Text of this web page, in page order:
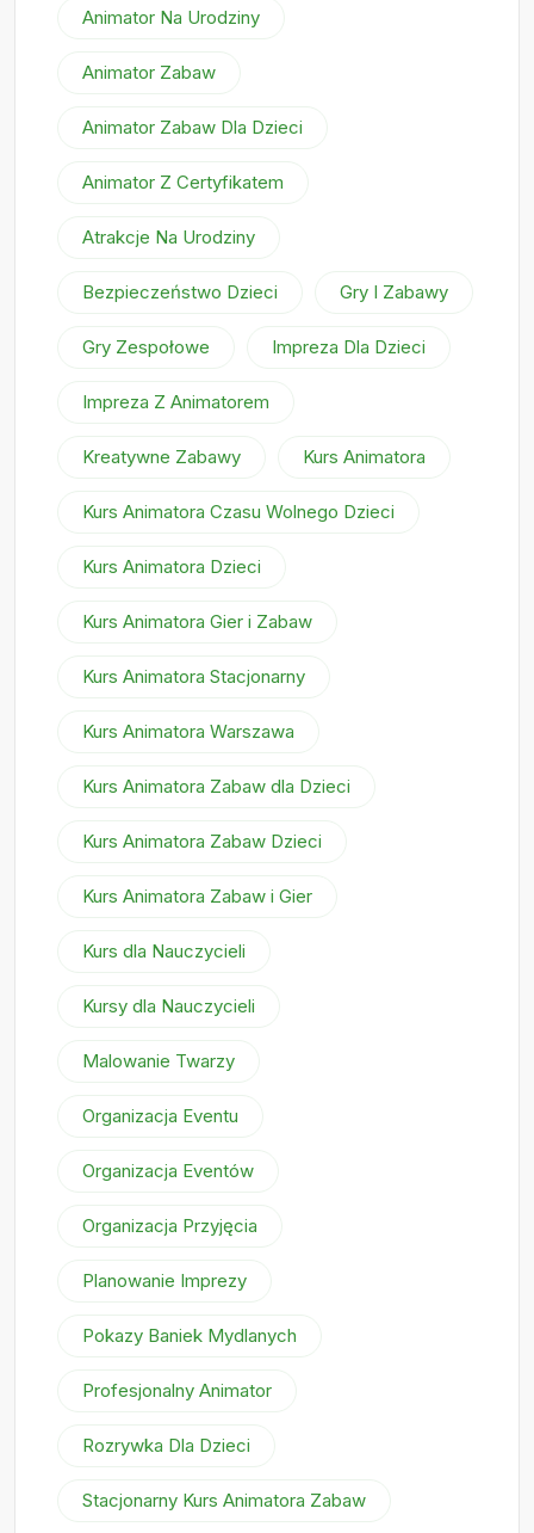
Animator Na Urodziny
Animator Zabaw
Animator Zabaw Dla Dzieci
Animator Z Certyfikatem
Atrakcje Na Urodziny
Bezpieczeństwo Dzieci Gry I Zabawy
Gry Zespołowe Impreza Dla Dzieci
Impreza Z Animatorem
Kreatywne Zabawy Kurs Animatora
Kurs Animatora Czasu Wolnego Dzieci
Kurs Animatora Dzieci
Kurs Animatora Gier i Zabaw
Kurs Animatora Stacjonarny
Kurs Animatora Warszawa
Kurs Animatora Zabaw dla Dzieci
Kurs Animatora Zabaw Dzieci
Kurs Animatora Zabaw i Gier
Kurs dla Nauczycieli
Kursy dla Nauczycieli
Malowanie Twarzy
Organizacja Eventu
Organizacja Eventów
Organizacja Przyjęcia
Planowanie Imprezy
Pokazy Baniek Mydlanych
Profesjonalny Animator
Rozrywka Dla Dzieci
Stacjonarny Kurs Animatora Zabaw